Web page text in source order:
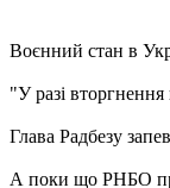
Воєнний стан в
"У разі вторгнення
Глава Радбезу
А поки що РНБО